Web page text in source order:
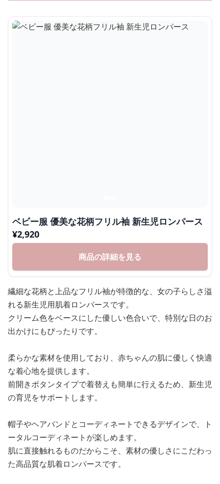
ベビー服 優美な花柄フリル袖 新生児ロンパース
¥2,920
商品の詳細を見る
繊細な花柄と上品なフリル袖が特徴的な、女の子らしさ溢
れる新生児用肌着ロンパースです。
クリーム色をベースにした優しい色合いで、特別な日のお
出かけにもぴったりです。
柔らかな素材を使用しており、赤ちゃんの肌に優しく快適
な着心地を提供します。
前開きボタンタイプで着替えも簡単に行えるため、新生児
の育児をサポートします。
帽子やヘアバンドとコーディネートできるデザインで、ト
ータルコーディネートが楽しめます。
肌に直接触れるものだからこそ、素材の優しさにこだわっ
た高品質な肌着ロンパースです。